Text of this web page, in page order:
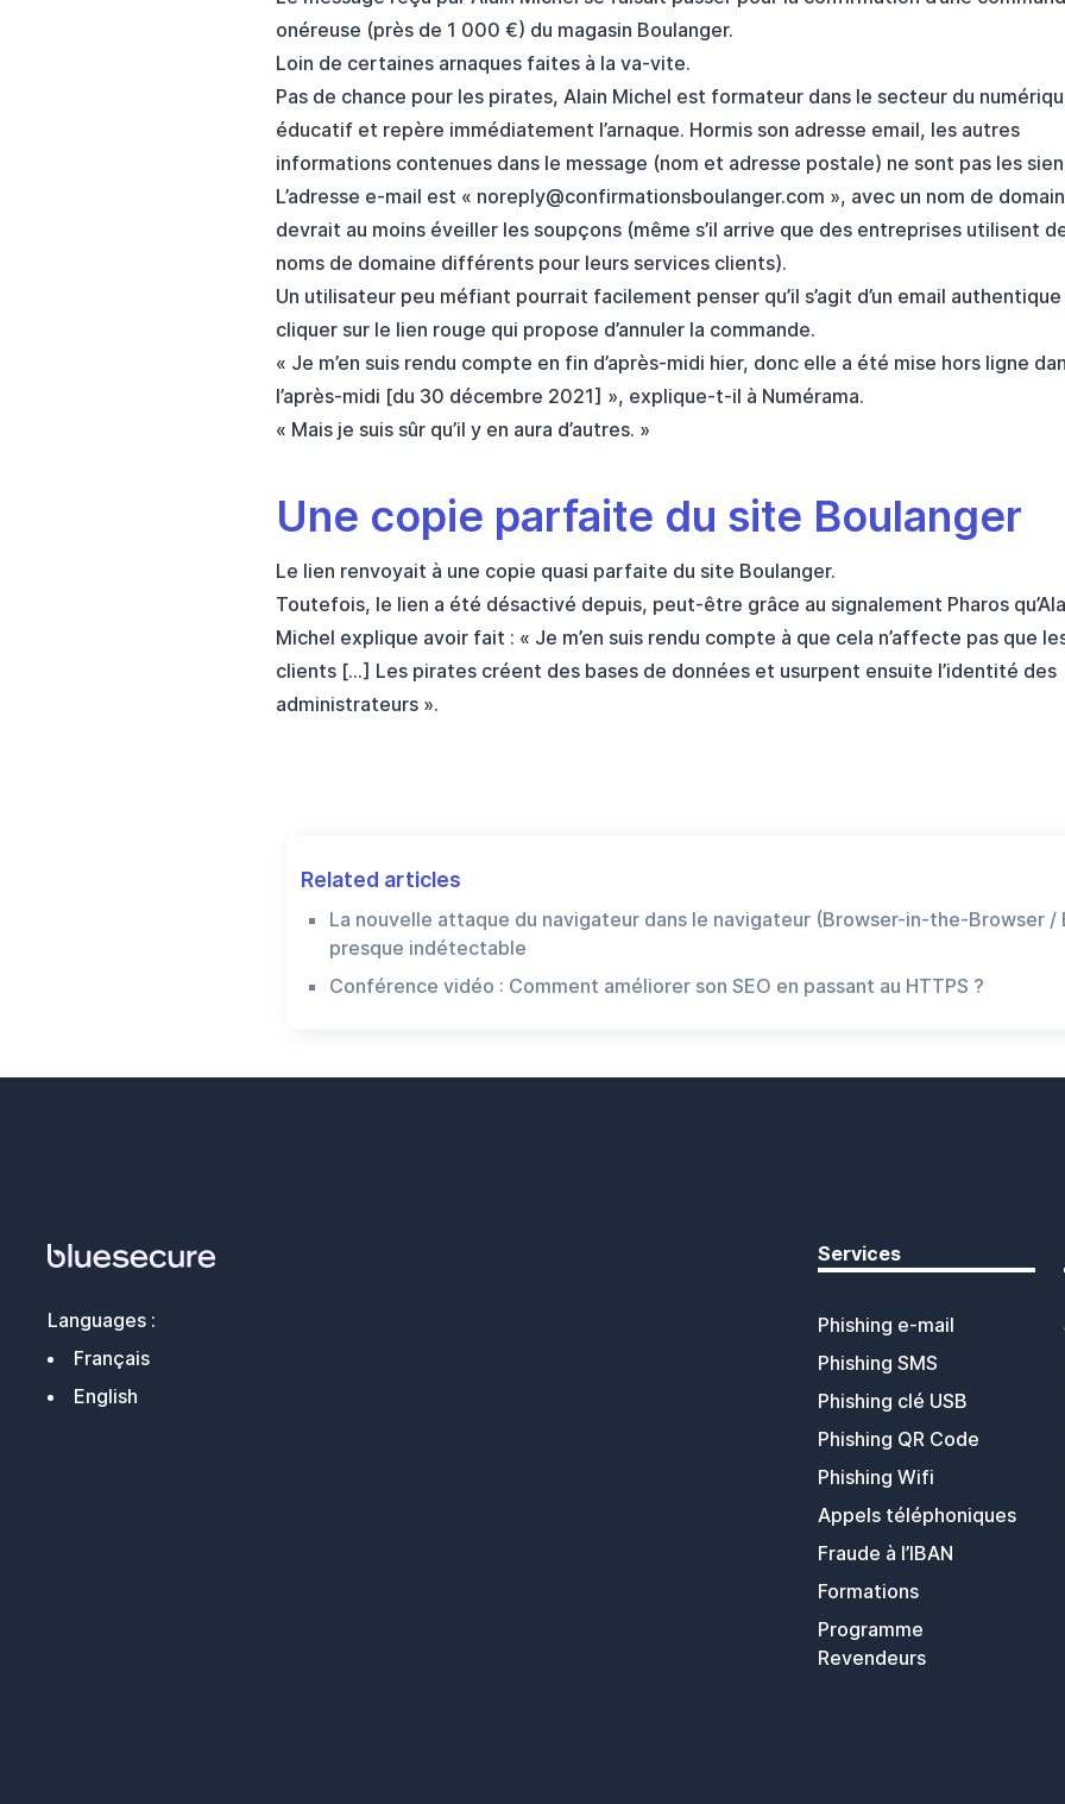
onéreuse (près de 1 000 €) du magasin Boulanger.
Loin de certaines arnaques faites à la va-vite.
Pas de chance pour les pirates, Alain Michel est formateur dans le secteur du
éducatif et repère immédiatement l’arnaque. Hormis son adresse email, les autres
informations contenues dans le message (nom et adresse postale) ne sont pas les
L’adresse e-mail est « noreply@confirmationsboulanger.com », avec un nom de
devrait au moins éveiller les soupçons (même s’il arrive que des entreprises utilisent
noms de domaine différents pour leurs services clients).
Un utilisateur peu méfiant pourrait facilement penser qu’il s’agit d’un email
cliquer sur le lien rouge qui propose d’annuler la commande.
« Je m’en suis rendu compte en fin d’après-midi hier, donc elle a été mise hors ligne
l’après-midi [du 30 décembre 2021] », explique-t-il à Numérama.
« Mais je suis sûr qu’il y en aura d’autres. »
Une copie parfaite du site Boulanger
Le lien renvoyait à une copie quasi parfaite du site Boulanger.
Toutefois, le lien a été désactivé depuis, peut-être grâce au signalement Pharos
Michel explique avoir fait : « Je m’en suis rendu compte à que cela n’affecte pas que
clients […] Les pirates créent des bases de données et usurpent ensuite l’identité des
administrateurs ».
Related articles
La nouvelle attaque du navigateur dans le navigateur (Browser-in-the-Browser /
presque indétectable
Conférence vidéo : Comment améliorer son SEO en passant au HTTPS ?
Languages :
Français
English
Services
Phishing e-mail
Phishing SMS
Phishing clé USB
Phishing QR Code
Phishing Wifi
Appels téléphoniques
Fraude à l’IBAN
Formations
Programme
Revendeurs